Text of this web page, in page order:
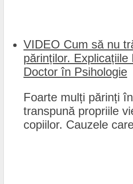
VIDEO Cum să nu
părinților. Explicațiile
Doctor în Psihologie
Foarte mulți părinți
transpună propriile
copiilor. Cauzele